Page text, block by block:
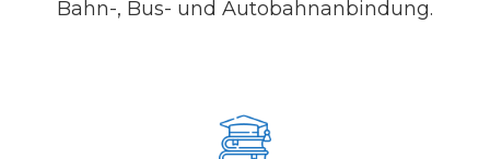
Bahn-, Bus- und Autobahnanbindung.